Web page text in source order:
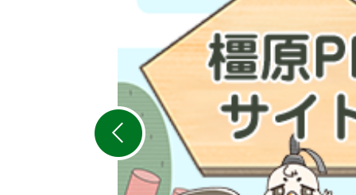
枚
目
の
ス
ラ
イ